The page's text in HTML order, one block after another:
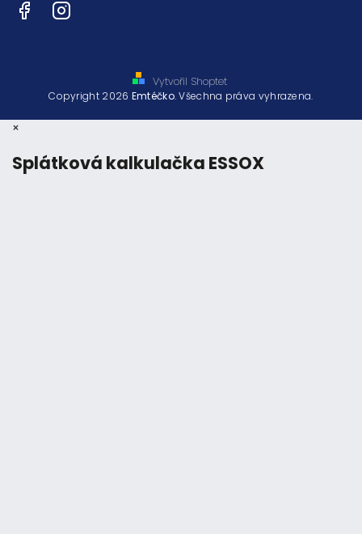
FacebookInstagram
Vytvořil Shoptet
Copyright 2026 Emtéčko. Všechna práva vyhrazena.
×
Splátková kalkulačka ESSOX